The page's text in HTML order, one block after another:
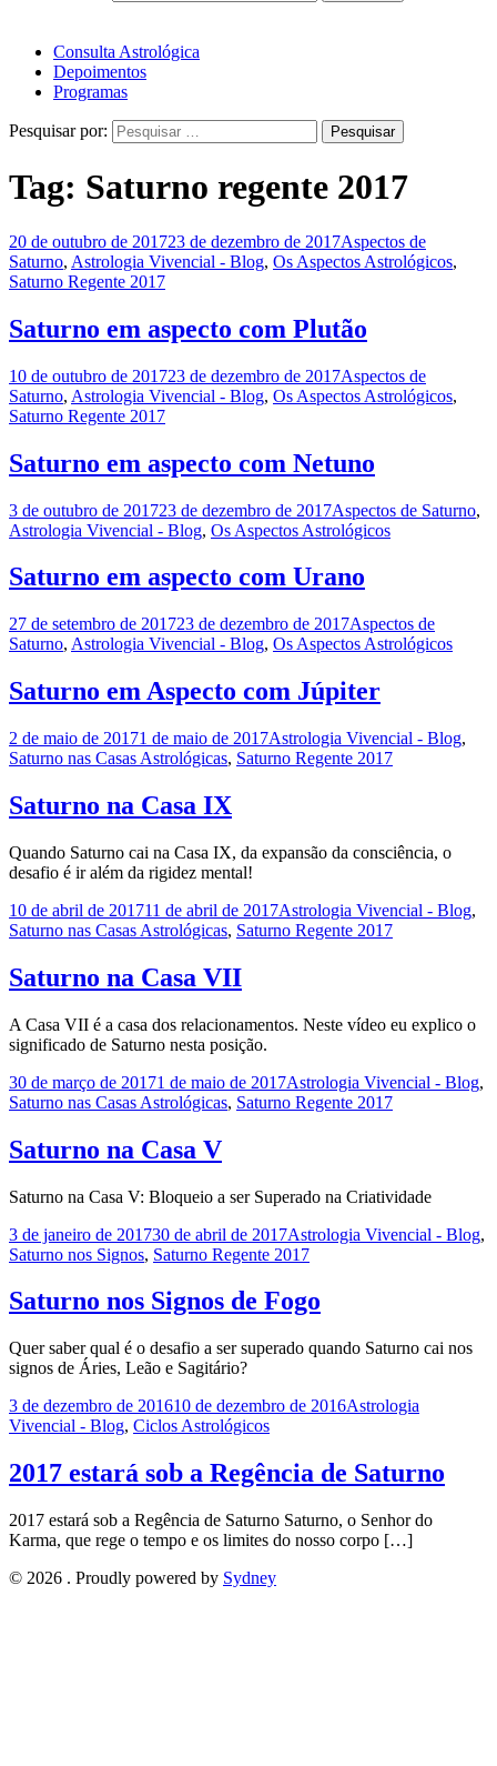
Consulta Astrológica
Depoimentos
Programas
Pesquisar por:
Tag: Saturno regente 2017
20 de outubro de 201723 de dezembro de 2017Aspectos de
Saturno, Astrologia Vivencial - Blog, Os Aspectos Astrológicos,
Saturno Regente 2017
Saturno em aspecto com Plutão
10 de outubro de 201723 de dezembro de 2017Aspectos de
Saturno, Astrologia Vivencial - Blog, Os Aspectos Astrológicos,
Saturno Regente 2017
Saturno em aspecto com Netuno
3 de outubro de 201723 de dezembro de 2017Aspectos de Saturno,
Astrologia Vivencial - Blog, Os Aspectos Astrológicos
Saturno em aspecto com Urano
27 de setembro de 201723 de dezembro de 2017Aspectos de
Saturno, Astrologia Vivencial - Blog, Os Aspectos Astrológicos
Saturno em Aspecto com Júpiter
2 de maio de 20171 de maio de 2017Astrologia Vivencial - Blog,
Saturno nas Casas Astrológicas, Saturno Regente 2017
Saturno na Casa IX
Quando Saturno cai na Casa IX, da expansão da consciência, o
desafio é ir além da rigidez mental!
10 de abril de 201711 de abril de 2017Astrologia Vivencial - Blog,
Saturno nas Casas Astrológicas, Saturno Regente 2017
Saturno na Casa VII
A Casa VII é a casa dos relacionamentos. Neste vídeo eu explico o
significado de Saturno nesta posição.
30 de março de 20171 de maio de 2017Astrologia Vivencial - Blog,
Saturno nas Casas Astrológicas, Saturno Regente 2017
Saturno na Casa V
Saturno na Casa V: Bloqueio a ser Superado na Criatividade
3 de janeiro de 201730 de abril de 2017Astrologia Vivencial - Blog,
Saturno nos Signos, Saturno Regente 2017
Saturno nos Signos de Fogo
Quer saber qual é o desafio a ser superado quando Saturno cai nos
signos de Áries, Leão e Sagitário?
3 de dezembro de 201610 de dezembro de 2016Astrologia
Vivencial - Blog, Ciclos Astrológicos
2017 estará sob a Regência de Saturno
2017 estará sob a Regência de Saturno Saturno, o Senhor do
Karma, que rege o tempo e os limites do nosso corpo […]
© 2026 . Proudly powered by Sydney